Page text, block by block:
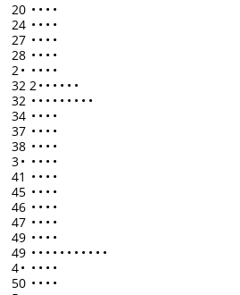
20 • • • •
24 • • • •
27 • • • •
28 • • • •
2• • • • •
32 2• • • • • •
32 • • • • • • • • •
34 • • • •
37 • • • •
38 • • • •
3• • • • •
41 • • • •
45 • • • •
46 • • • •
47 • • • •
49 • • • •
49 • • • • • • • • • • •
4• • • • •
50 • • • •